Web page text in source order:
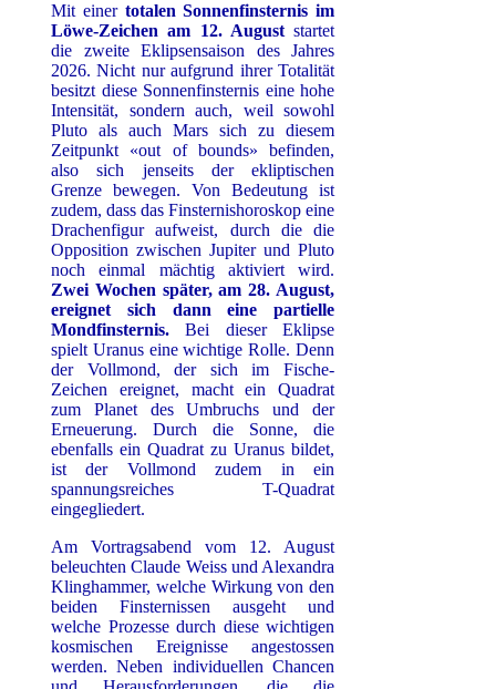
Mit einer totalen Sonnenfinsternis im
Löwe-Zeichen am 12. Auguststartet
die zweite Eklipsensaison des Jahres
2026. Nicht nur aufgrund ihrer Totalität
besitzt diese Sonnenfinsternis eine hohe
Intensität, sondern auch, weil sowohl
Pluto als auch Mars sich zu diesem
Zeitpunkt «out of bounds» befinden,
also sich jenseits der ekliptischen
Grenze bewegen. Von Bedeutung ist
zudem, dass das Finsternishoroskop eine
Drachenfigur aufweist, durch die die
Opposition zwischen Jupiter und Pluto
noch einmal mächtig aktiviert wird.
Zwei Wochen später, am 28. August,
ereignet sich dann eine partielle
Mondfinsternis. Bei dieser Eklipse
spielt Uranus eine wichtige Rolle. Denn
der Vollmond, der sich im Fische-
Zeichen ereignet, macht ein Quadrat
zum Planet des Umbruchs und der
Erneuerung. Durch die Sonne, die
ebenfalls ein Quadrat zu Uranus bildet,
ist der Vollmond zudem in ein
spannungsreiches T-Quadrat
eingegliedert.
Am Vortragsabend vom 12. August
beleuchten Claude Weiss und Alexandra
Klinghammer, welche Wirkung von den
beiden Finsternissen ausgeht und
welche Prozesse durch diese wichtigen
kosmischen Ereignisse angestossen
werden. Neben individuellen Chancen